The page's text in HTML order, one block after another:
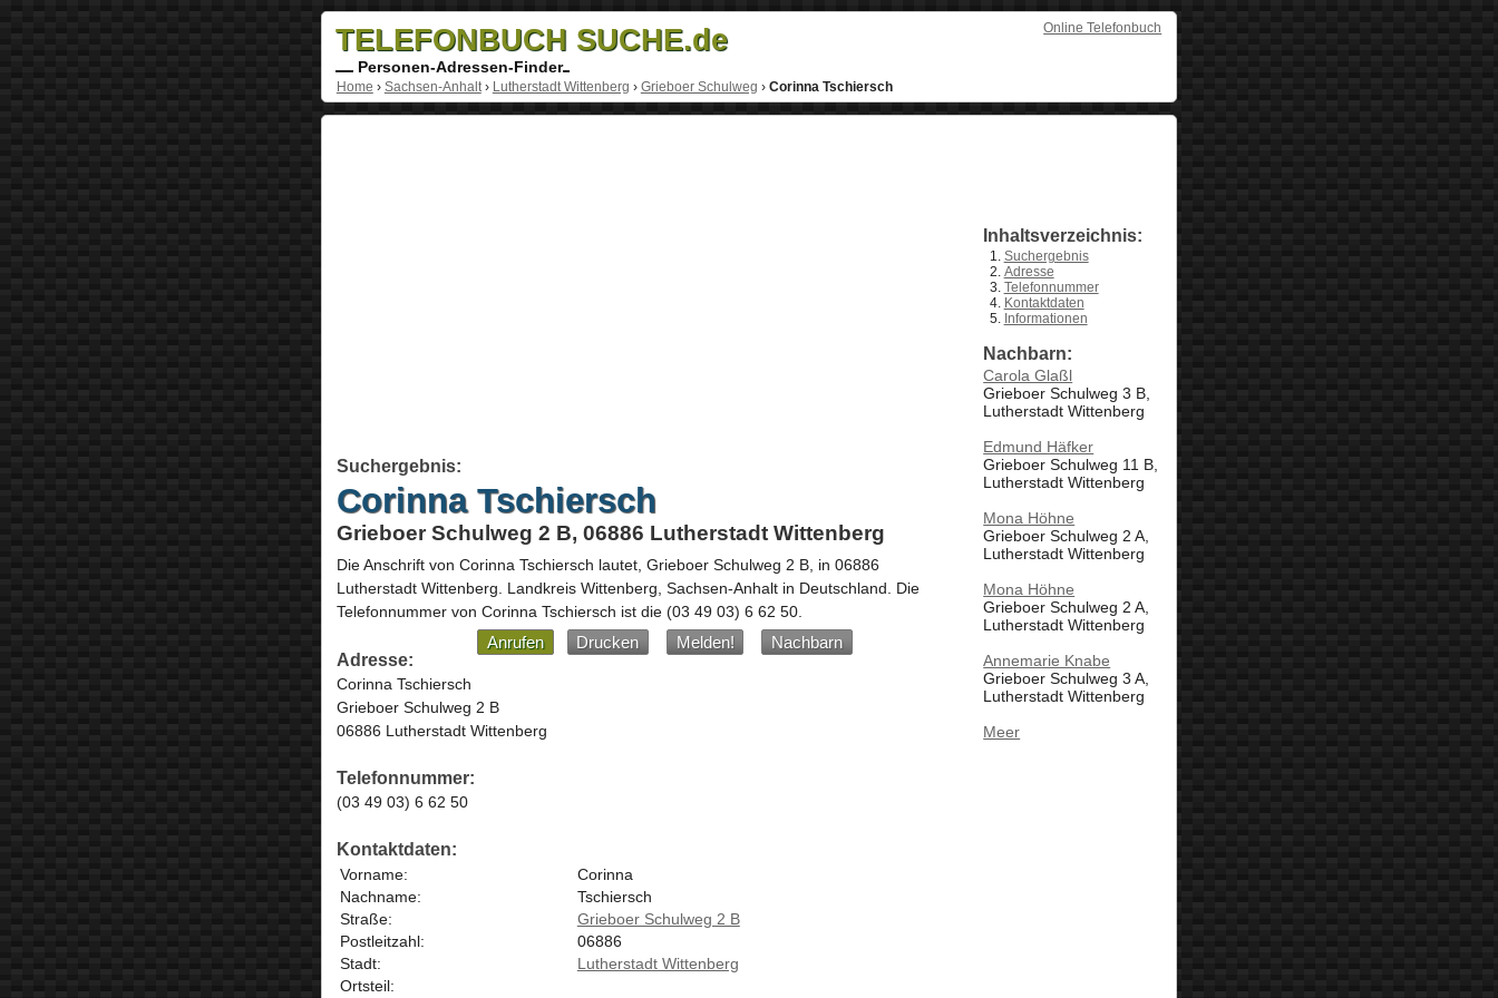
Online Telefonbuch
TELEFONBUCH SUCHE.de
Personen-Adressen-Finder
Home › Sachsen-Anhalt› Lutherstadt Wittenberg › Grieboer Schulweg › Corinna Tschiersch
Suchergebnis:
Corinna Tschiersch
Grieboer Schulweg 2 B, 06886 Lutherstadt Wittenberg
Die Anschrift von Corinna Tschiersch lautet, Grieboer Schulweg 2 B, in 06886
Lutherstadt Wittenberg. Landkreis Wittenberg, Sachsen-Anhaltin Deutschland. Die
Telefonnummer von Corinna Tschiersch ist die (03 49 03) 6 62 50.
Anrufen Drucken Melden!
Nachbarn
Adresse:
Corinna Tschiersch
Grieboer Schulweg 2 B
06886 Lutherstadt Wittenberg
Telefonnummer:
(03 49 03) 6 62 50
Kontaktdaten:
Vorname:
Corinna
Nachname:
Tschiersch
Straße:
Grieboer Schulweg 2 B
Postleitzahl:
06886
Stadt:
Lutherstadt Wittenberg
Ortsteil:
Inhaltsverzeichnis:
Suchergebnis
Adresse
Telefonnummer
Kontaktdaten
Informationen
Nachbarn:
Carola Glaßl
Grieboer Schulweg 3 B,
Lutherstadt Wittenberg
Edmund Häfker
Grieboer Schulweg 11 B,
Lutherstadt Wittenberg
Mona Höhne
Grieboer Schulweg 2 A,
Lutherstadt Wittenberg
Mona Höhne
Grieboer Schulweg 2 A,
Lutherstadt Wittenberg
Annemarie Knabe
Grieboer Schulweg 3 A,
Lutherstadt Wittenberg
Meer